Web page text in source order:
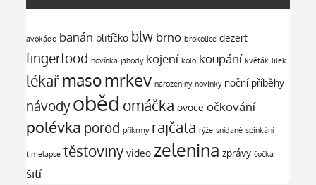
avokádo banán blitíčko blw brno brokolice dezert
fingerfood hovínka jahody kojení kolo koupání květák lilek
lékařmasomrkev narozeniny novinky noční příběhy
návodyoběd omáčka ovoce očkování
polévka porod příkrmy rajčata rýže snídaně spinkání
timelapse těstoviny video zelenina zprávy čočka
šití